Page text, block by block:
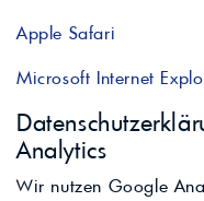
Apple Safari
Microsoft Internet
Analytics
Wir nutzen Google